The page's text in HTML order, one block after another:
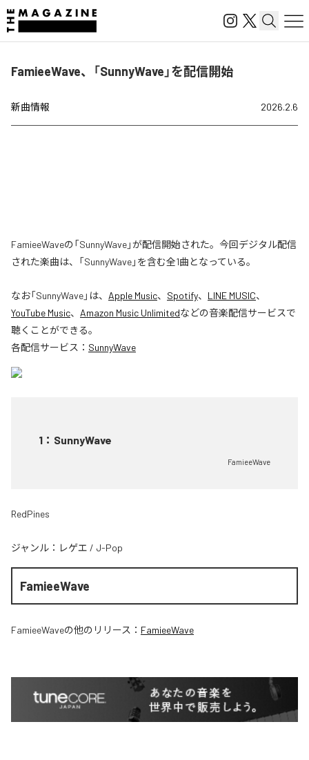
FamieeWave、「SunnyWave」を配信開始
新曲情報 2026.2.6
FamieeWaveの「SunnyWave」が配信開始された。今回デジタル配信
された楽曲は、「SunnyWave」を含む全1曲となっている。
なお「SunnyWave」は、 Apple Music、 Spotify、 LINE MUSIC、
YouTube Music、 Amazon Music Unlimitedなどの音楽配信サービスで
聴くことができる。
各配信サービス： SunnyWave
1 ： SunnyWave
FamieeWave
RedPines
ジャンル： レゲエ / J-Pop
FamieeWave
FamieeWaveの他のリリース： FamieeWave